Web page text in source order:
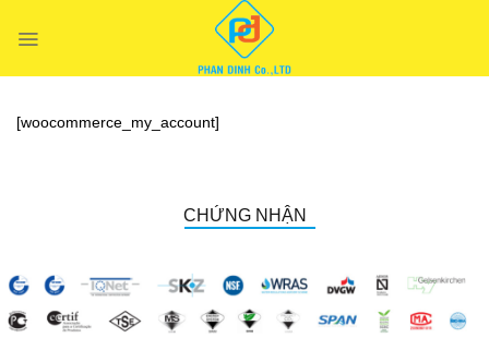
đến
[woocommerce_my_account]
CHỨNG NHẬN